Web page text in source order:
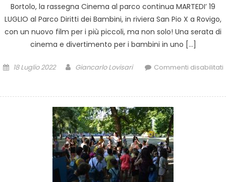
Bortolo, la rassegna Cinema al parco continua MARTEDI’ 19
LUGLIO al Parco Diritti dei Bambini, in riviera San Pio X a Rovigo,
con un nuovo film per i più piccoli, ma non solo! Una serata di
cinema e divertimento per i bambini in uno […]
18 Luglio 2022 Giancarlo Lovisari Commenti disabilitati